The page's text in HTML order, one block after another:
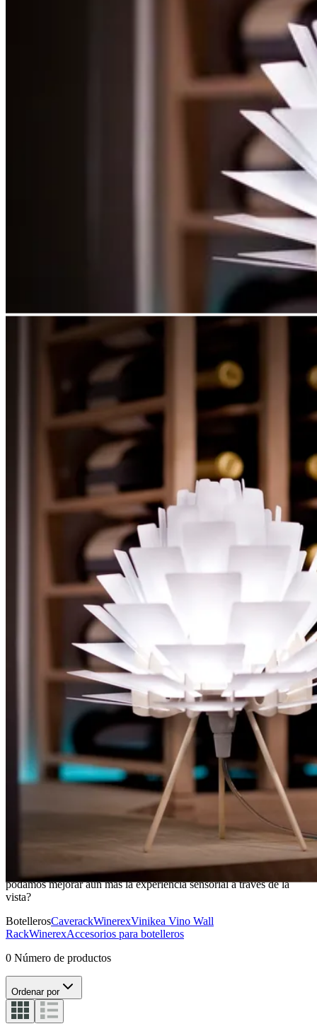
Muebles botelleros
Sin duda, los dos sentidos más imprescindibles para deleitarse con
un buen vino son el olfato y el gusto. ¿Pero quién dice que no
podamos mejorar aún más la experiencia sensorial a través de la
vista?
BotellerosCaverackWinerexVinikea Vino Wall
RackWinerexAccesorios para botelleros
0 Número de productos
Ordenar por